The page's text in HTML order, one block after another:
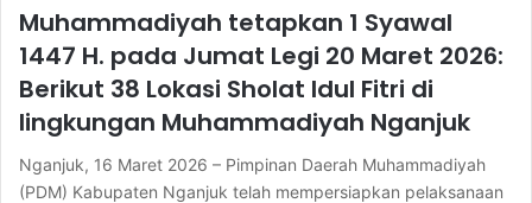
Muhammadiyah tetapkan 1 Syawal
1447 H. pada Jumat Legi 20 Maret 2026:
Berikut 38 Lokasi Sholat Idul Fitri di
lingkungan Muhammadiyah Nganjuk
Nganjuk, 16 Maret 2026 – Pimpinan Daerah Muhammadiyah
(PDM) Kabupaten Nganjuk telah mempersiapkan pelaksanaan